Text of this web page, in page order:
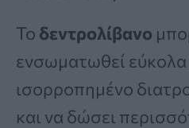
Το δεντρολίβανο
ενσωματωθεί εύκολα
ισορροπημένο
και να δώσει